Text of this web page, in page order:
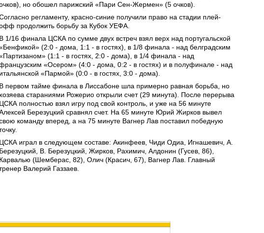
но обошел парижский «Пари Сен-Жермен» (5 очков).
регламенту, красно-синие получили право на стадии плей-
продолжить борьбу за Кубок УЕФА.
В 1/16 финала ЦСКА по сумме двух встреч взял верх над португальской
(2:0 - дома, 1:1 - в гостях), в 1/8 финала - над белградским
(1:1 - в гостях, 2:0 - дома), в 1/4 финала - над
«Осером» (4:0 - дома, 0:2 - в гостях) и в полуфинале - над
итальянской «Пармой» (0:0 - в гостях, 3:0 - дома).
В первом тайме финала в Лиссабоне шла примерно равная борьба, но
стараниями Рожерио открыли счет (29 минута). После перерыва
ЦСКА полностью взял игру под свой контроль, и уже на 56 минуте
Березуцкий сравнял счет. На 65 минуте Юрий Жирков вывел
команду вперед, а на 75 минуте Вагнер Лав поставил победную
ЦСКА играл в следующем составе: Акинфеев, Чиди Одиа, Игнашевич, А.
Березуцкий, В. Березуцкий, Жирков, Рахимич, Алдонин (Гусев, 86),
Карвалью (Шемберас, 82), Олич (Красич, 67), Вагнер Лав. Главный
Валерий Газзаев.